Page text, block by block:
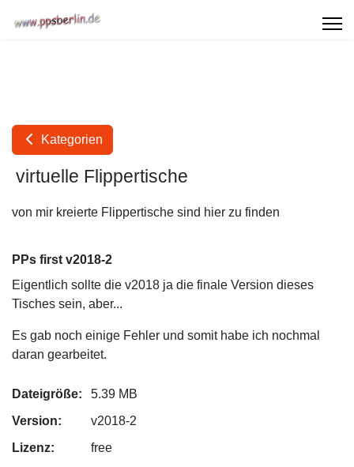
Kategorien
virtuelle Flippertische
von mir kreierte Flippertische sind hier zu finden
PPs first v2018-2
Eigentlich sollte die v2018 ja die finale Version dieses
Tisches sein, aber...
Es gab noch einige Fehler und somit habe ich nochmal
daran gearbeitet.
Dateigröße:
5.39 MB
Version:
v2018-2
Lizenz:
free